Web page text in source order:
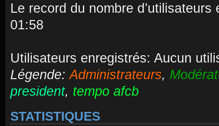
Le record du nombre
01:58
Utilisateurs enregistrés: Aucun
Légende:Administrateurs,
president, tempo afcb
STATISTIQUES